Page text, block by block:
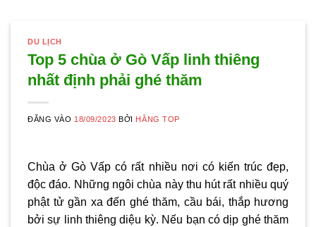
DU LỊCH
Top 5 chùa ở Gò Vấp linh thiêng
nhất định phải ghé thăm
ĐĂNG VÀO 18/09/2023 BỞI HẰNG TOP
Chùa ở Gò Vấp có rất nhiều nơi có kiến trúc đẹp,
độc đáo. Những ngôi chùa này thu hút rất nhiều quý
phật tử gần xa đến ghé thăm, cầu bái, thắp hương
bởi sự linh thiêng diệu kỳ. Nếu bạn có dịp ghé thăm